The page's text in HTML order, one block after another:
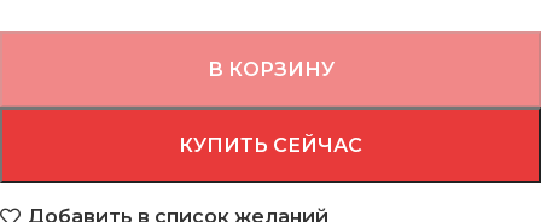
В КОРЗИНУ
КУПИТЬ СЕЙЧАС
Добавить в список желаний